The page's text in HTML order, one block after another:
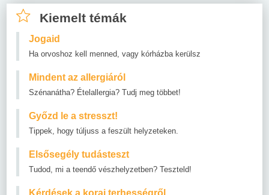
Kiemelt témák
Jogaid
Ha orvoshoz kell menned, vagy kórházba kerülsz
Mindent az allergiáról
Szénanátha? Ételallergia? Tudj meg többet!
Győzd le a stresszt!
Tippek, hogy túljuss a feszült helyzeteken.
Elsősegély tudásteszt
Tudod, mi a teendő vészhelyzetben? Teszteld!